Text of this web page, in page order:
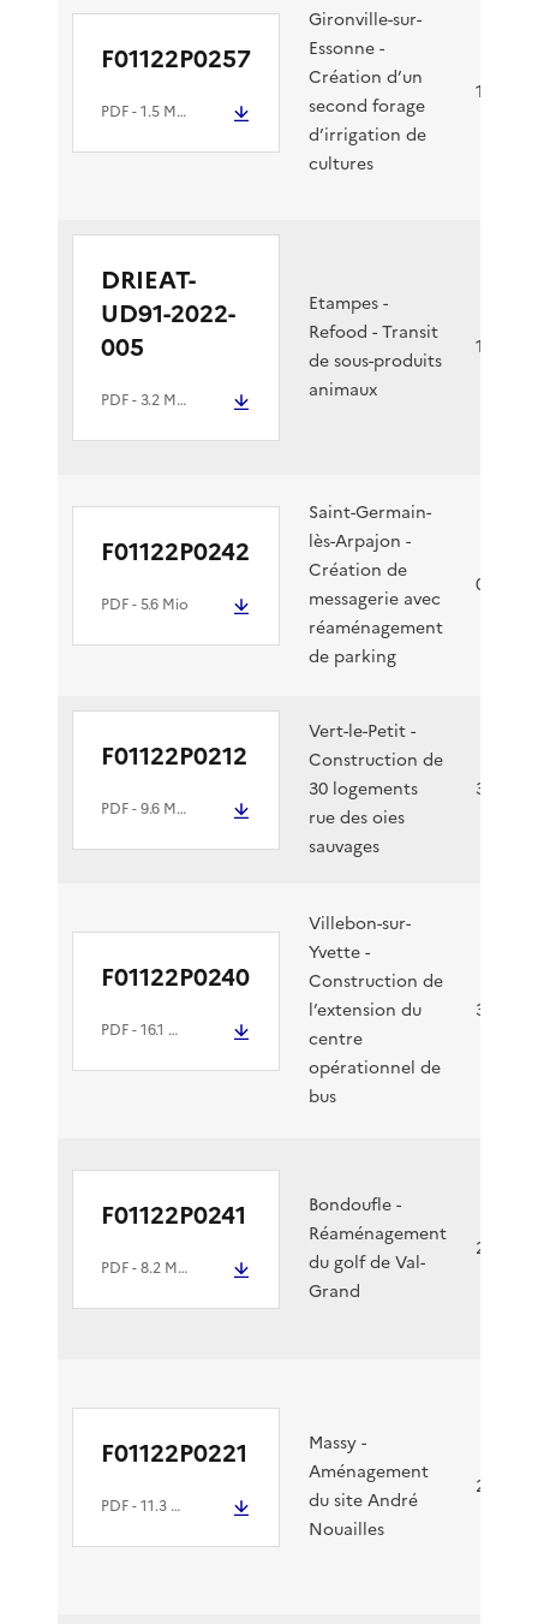
F01122P0257
PDF- 1.5 Mio
Gironville-sur-
Essonne -
Création d’un
second forage
d’irrigation de
cultures
16/12/
DRIEAT-
UD91-2022-
005
PDF- 3.2 Mio
Etampes -
Refood - Transit
de sous-produits
animaux
15/12/
F01122P0242
PDF- 5.6 Mio
Saint-Germain-
lès-Arpajon -
Création de
messagerie avec
réaménagement
de parking
01/12/
F01122P0212
PDF- 9.6 Mio
Vert-le-Petit -
Construction de
30 logements
rue des oies
sauvages
30/11/
F01122P0240
PDF- 16.1 Mio
Villebon-sur-
Yvette -
Construction de
l’extension du
centre
opérationnel de
bus
30/11/
F01122P0241
PDF- 8.2 Mio
Bondoufle -
Réaménagement
du golf de Val-
Grand
25/11/
F01122P0221
PDF- 11.3 Mio
Massy -
Aménagement
du site André
Nouailles
21/11/